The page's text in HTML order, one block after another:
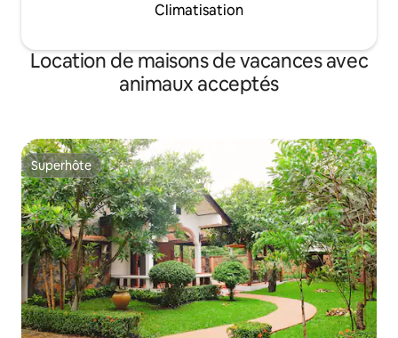
Climatisation
Location de maisons de vacances avec
animaux acceptés
Superhôte
Superhôte